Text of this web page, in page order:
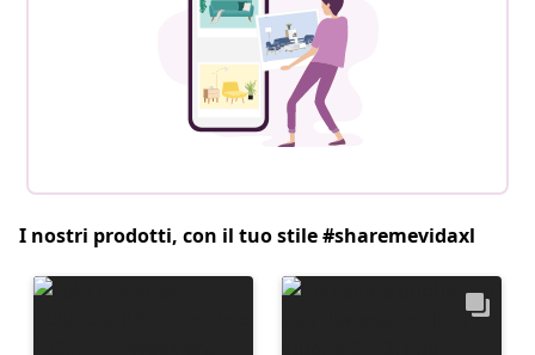
I nostri prodotti, con il tuo stile #sharemevidaxl